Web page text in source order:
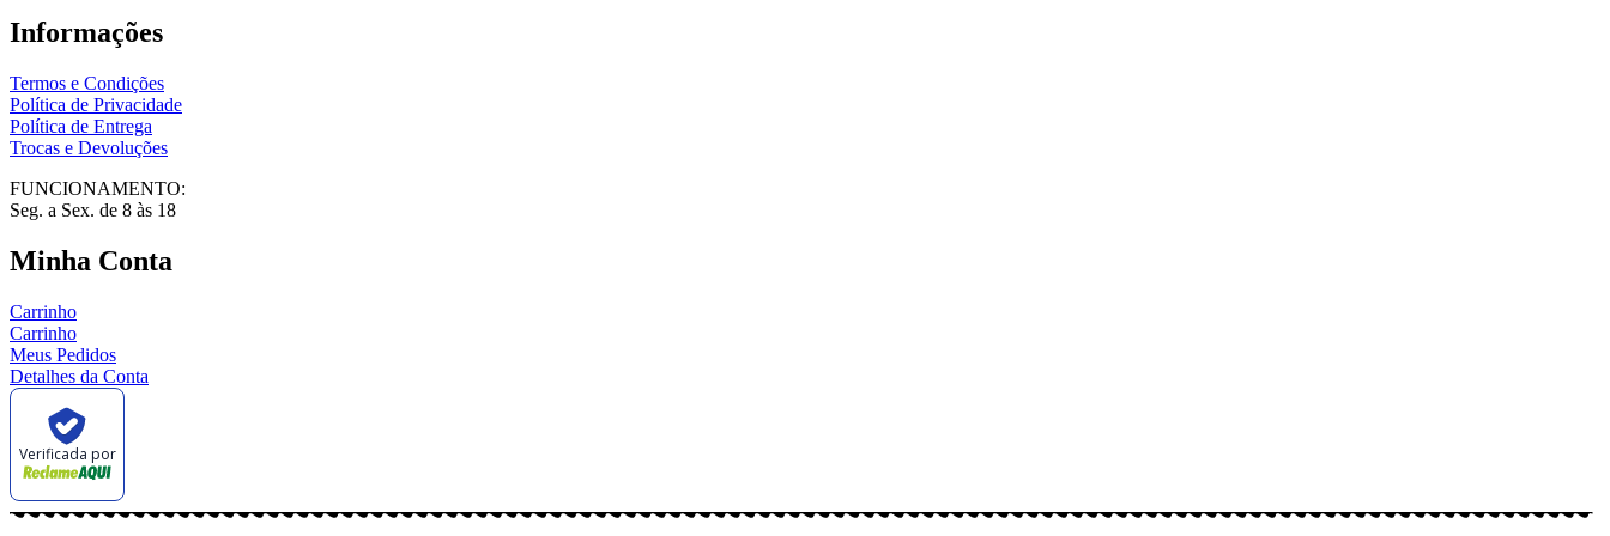
Informações
Termos e Condições
Política de Privacidade
Política de Entrega
Trocas e Devoluções
FUNCIONAMENTO:
Seg. a Sex. de 8 às 18
Minha Conta
Carrinho
Carrinho
Meus Pedidos
Detalhes da Conta
Verificada por